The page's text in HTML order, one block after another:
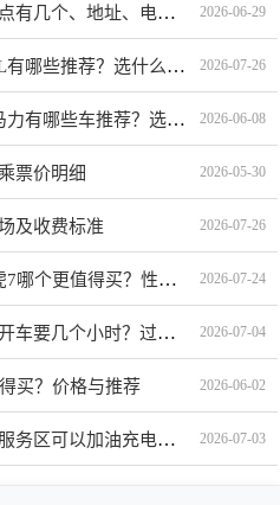
聊城东昌府区驾照考试地点有几个、地址、电话、工作时间 2026-06-29
硬顶跑车百公里油耗6-10L有哪些推荐？选什么车好？ 2026-07-26
5-10万预算、100匹以下马力有哪些车推荐？选哪款好？ 2026-06-08
票价明细 2026-05-30
及收费标准 2026-07-26
长安CS75、哈弗H6和瑞虎7哪个更值得买？性价比、配置对比 2026-07-24
从天津到铜陵多少公里、开车要几个小时？过路费、油费等 2026-07-04
买？价格与推荐 2026-06-02
武定服务区在哪里，武定服务区可以加油充电吗？ 2026-07-03